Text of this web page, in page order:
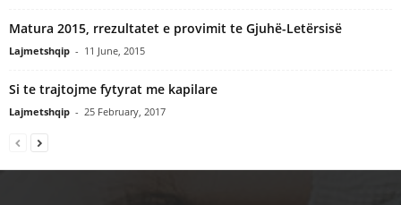
Matura 2015, rrezultatet e provimit te Gjuhë-Letërsisë
Lajmetshqip - 11 June, 2015
Si te trajtojme fytyrat me kapilare
Lajmetshqip - 25 February, 2017